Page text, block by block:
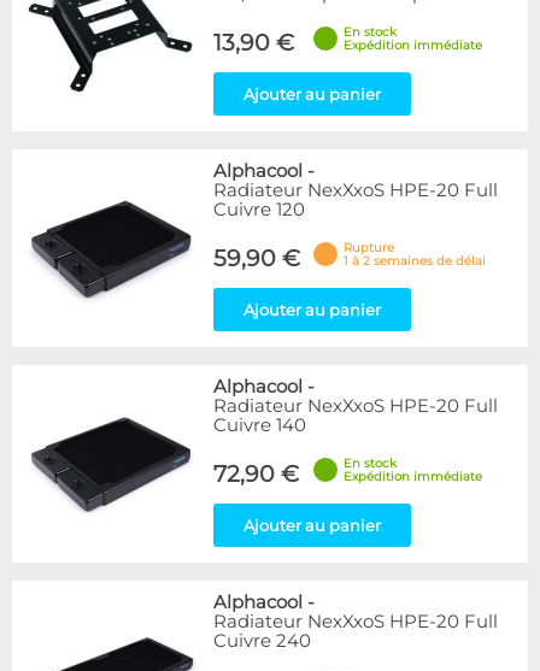
13,90 €
En stock
Expédition immédiate
Ajouter au panier
Alphacool -
Radiateur NexXxoS HPE-20 Full
Cuivre 120
59,90 €
Rupture
1 à 2 semaines de délai
Ajouter au panier
Alphacool -
Radiateur NexXxoS HPE-20 Full
Cuivre 140
72,90 €
En stock
Expédition immédiate
Ajouter au panier
Alphacool -
Radiateur NexXxoS HPE-20 Full
Cuivre 240